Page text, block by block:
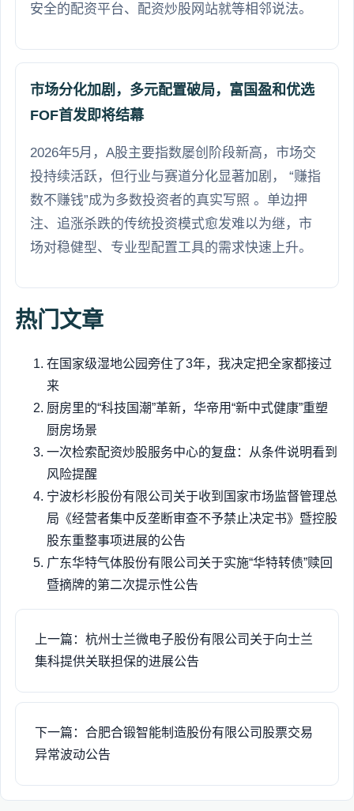
安全的配资平台、配资炒股网站就等相邻说法。
市场分化加剧，多元配置破局，富国盈和优选
FOF首发即将结幕
2026年5月，A股主要指数屡创阶段新高，市场交
投持续活跃，但行业与赛道分化显著加剧， “赚指
数不赚钱”成为多数投资者的真实写照 。单边押
注、追涨杀跌的传统投资模式愈发难以为继，市
场对稳健型、专业型配置工具的需求快速上升。
热门文章
在国家级湿地公园旁住了3年，我决定把全家都接过
来
厨房里的“科技国潮”革新，华帝用“新中式健康”重塑
厨房场景
一次检索配资炒股服务中心的复盘：从条件说明看到
风险提醒
宁波杉杉股份有限公司关于收到国家市场监督管理总
局《经营者集中反垄断审查不予禁止决定书》暨控股
股东重整事项进展的公告
广东华特气体股份有限公司关于实施“华特转债”赎回
暨摘牌的第二次提示性公告
上一篇：杭州士兰微电子股份有限公司关于向士兰
集科提供关联担保的进展公告
下一篇：合肥合锻智能制造股份有限公司股票交易
异常波动公告